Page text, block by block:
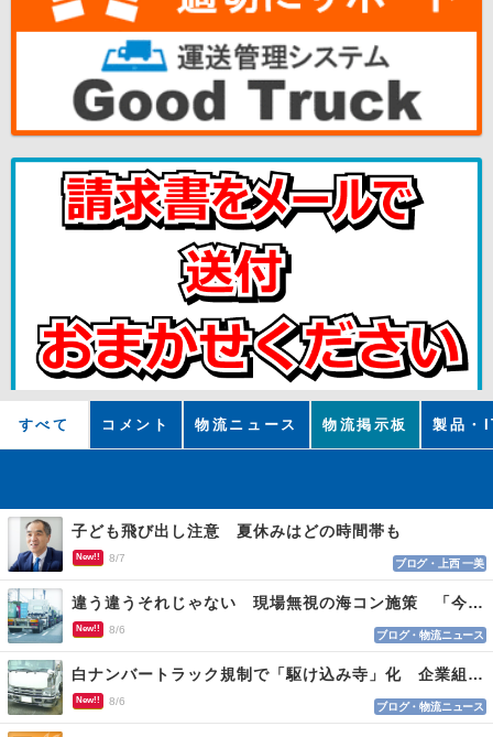
すべて コメント 物流ニュース 物流掲示板 製品・
子ども飛び出し注意 夏休みはどの時間帯も
New!! 8/7 ブログ・上西 一美
違う違うそれじゃない 現場無視の海コン施策 「今でも平均２～３時間は待つ」
New!! 8/6 ブログ・物流ニュース
白ナンバートラック規制で「駆け込み寺」化 企業組合が入会基準を見直しへ
New!! 8/6 ブログ・物流ニュース